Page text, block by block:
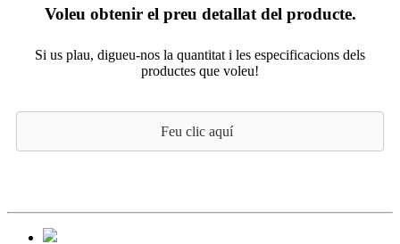
Voleu obtenir el preu detallat del producte.
Si us plau, digueu-nos la quantitat i les especificacions dels
productes que voleu!
Feu clic aquí